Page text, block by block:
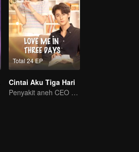
Total 24 EP
Cintai Aku Tiga Hari
Penyakit aneh CEO sembuh habis dicium